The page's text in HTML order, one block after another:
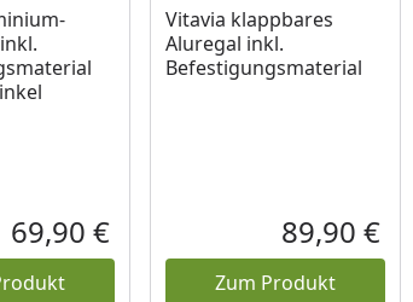
Aktueller Preis
69,90 €
Vitavia klappbares
Aluregal inkl.
Befestigungsmaterial
89,90 €
Zum Produkt